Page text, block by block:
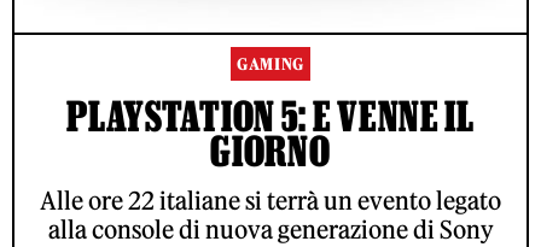
GAMING
PLAYSTATION 5: E VENNE IL
GIORNO
Alle ore 22 italiane si terrà un evento legato
alla console di nuova generazione di Sony